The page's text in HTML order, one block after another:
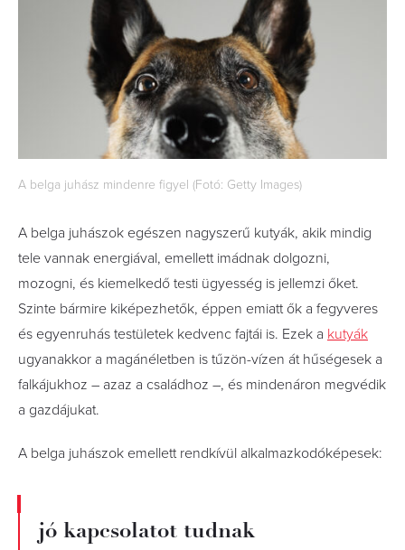
A belga juhász mindenre figyel (Fotó: Getty Images)
A belga juhászok egészen nagyszerű kutyák, akik mindig
tele vannak energiával, emellett imádnak dolgozni,
mozogni, és kiemelkedő testi ügyesség is jellemzi őket.
Szinte bármire kiképezhetők, éppen emiatt ők a fegyveres
és egyenruhás testületek kedvenc fajtái is. Ezek a kutyák
ugyanakkor a magánéletben is tűzön-vízen át hűségesek a
falkájukhoz – azaz a családhoz –, és mindenáron megvédik
a gazdájukat.
A belga juhászok emellett rendkívül alkalmazkodóképesek:
jó kapcsolatot tudnak